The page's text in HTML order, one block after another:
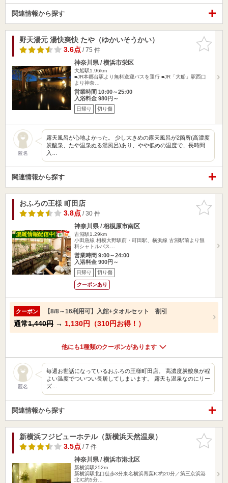
関連情報から探す
お気に入
りに追加
野天湯元 湯快爽快 たや（ゆかいそうかい）
3.6点/ 75 件
神奈川県 / 横浜市栄区
大船駅1.96km
■JR本郷台駅より無料送迎バスを運行 ■JR「大船」駅西口
より神奈…
営業時間 10:00～25:00
入浴料金 980円～
日帰り 切り傷
匿名
露天風呂が心地よかった。 少し大きめの露天風呂が2箇所(高濃度
炭酸泉、たや温泉ぬる湯風呂)あり、やや低めの温度で、長時間
入…
関連情報から探す
お気に入
りに追加
おふろの王様 町田店
3.8点/ 30 件
神奈川県 / 相模原市南区
古淵駅1.29km
小田急線 相模大野駅前・町田駅、横浜線 古淵駅前より無
料シャトルバス…
営業時間 9:00～24:00
入浴料金 900円～
日帰り 切り傷
クーポンあり
クーポン 【8/8～16利用可】入館+タオルセット 割引
通常1,440円 → 1,130円（310円お得！）
他にも1種類のクーポンがあります
匿名
毎週お世話になっているおふろの王様町田店。 高濃度炭酸泉が程
よい温度でついつい長居してしまいます。 露天も温泉なのにリー
ズ…
関連情報から探す
お気に入
りに追加
新横浜フジビューホテル（新横浜天然温泉）
3.5点/ 7 件
神奈川県 / 横浜市港北区
新横浜駅252m
新横浜駅北口徒歩3分東名横浜青葉IC約20分／第三京浜港
北IC約5分…